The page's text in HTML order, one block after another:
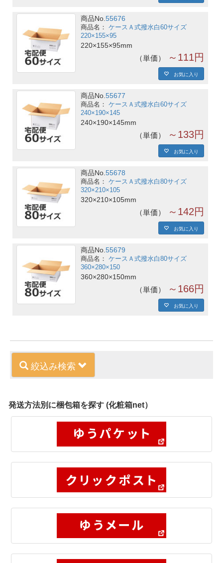
商品No. 55676
ケースＡ式撥水白60サイズ
220×155×95
220×155×95mm
単価 ～111円
お気に入り
商品No. 55677
ケースＡ式撥水白60サイズ
240×190×145
240×190×145mm
単価 ～133円
お気に入り
商品No. 55678
ケースＡ式撥水白80サイズ
320×210×105
320×210×105mm
単価 ～142円
お気に入り
商品No. 55679
ケースＡ式撥水白80サイズ
360×280×150
360×280×150mm
単価 ～166円
お気に入り
絞込み検索
発送方法別に梱包箱を探す (化粧箱net）